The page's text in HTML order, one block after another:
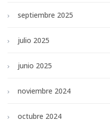
septiembre 2025
julio 2025
junio 2025
noviembre 2024
octubre 2024